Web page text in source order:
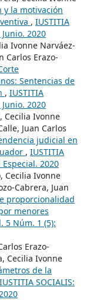
y la motivación
, IUSTITIA
2020
Ivonne Narváez-
Carlos Erazo-
Sentencias de
, IUSTITIA
2020
Cecilia Ivonne
Juan Carlos
judicial en
, IUSTITIA
Especial. 2020
Cecilia Ivonne
Cabrera, Juan
proporcionalidad
menores
5 Núm. 1 (5):
Erazo-
Cecilia Ivonne
de la
IUSTITIA SOCIALIS: